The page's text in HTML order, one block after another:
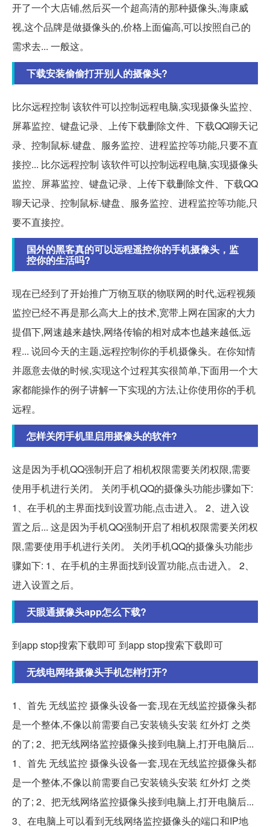
开了一个大店铺,然后买一个超高清的那种摄像头,海康威
视,这个品牌是做摄像头的,价格上面偏高,可以按照自己的
需求去... 一般这。
下载安装偷偷打开别人的摄像头?
比尔远程控制 该软件可以控制远程电脑,实现摄像头监控、
屏幕监控、键盘记录、上传下载删除文件、下载QQ聊天记
录、控制鼠标.键盘、服务监控、进程监控等功能,只要不直
接控... 比尔远程控制 该软件可以控制远程电脑,实现摄像头
监控、屏幕监控、键盘记录、上传下载删除文件、下载QQ
聊天记录、控制鼠标.键盘、服务监控、进程监控等功能,只
要不直接控。
国外的黑客真的可以远程遥控你的手机摄像头，监
控你的生活吗?
现在已经到了开始推广万物互联的物联网的时代,远程视频
监控已经不再是那么高大上的技术,宽带上网在国家的大力
提倡下,网速越来越快,网络传输的相对成本也越来越低,远
程... 说回今天的主题,远程控制你的手机摄像头。在你知情
并愿意去做的时候,实现这个过程其实很简单,下面用一个大
家都能操作的例子讲解一下实现的方法,让你使用你的手机
远程。
怎样关闭手机里启用摄像头的软件?
这是因为手机QQ强制开启了相机权限需要关闭权限,需要
使用手机进行关闭。 关闭手机QQ的摄像头功能步骤如下:
1、在手机的主界面找到设置功能,点击进入。 2、进入设
置之后... 这是因为手机QQ强制开启了相机权限需要关闭权
限,需要使用手机进行关闭。 关闭手机QQ的摄像头功能步
骤如下: 1、在手机的主界面找到设置功能,点击进入。 2、
进入设置之后。
天眼通摄像头app怎么下载?
到app stop搜索下载即可 到app stop搜索下载即可
无线电网络摄像头手机怎样打开?
1、首先 无线监控 摄像头设备一套,现在无线监控摄像头都
是一个整体,不像以前需要自己安装镜头安装 红外灯 之类
的了; 2、把无线网络监控摄像头接到电脑上,打开电脑后...
1、首先 无线监控 摄像头设备一套,现在无线监控摄像头都
是一个整体,不像以前需要自己安装镜头安装 红外灯 之类
的了; 2、把无线网络监控摄像头接到电脑上,打开电脑后...
3、在电脑上可以看到无线网络监控摄像头的端口和IP地